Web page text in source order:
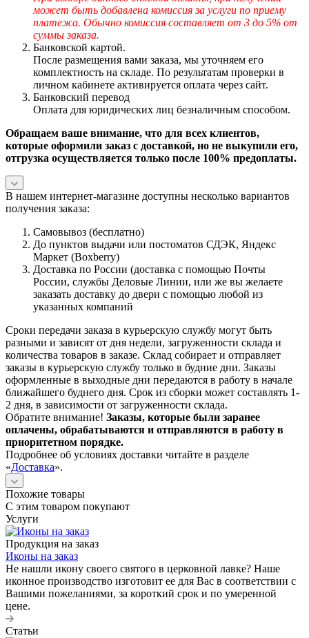
может быть добавлена комиссия за услуги по приему
платежа. Обычно комиссия составляет от 3 до 5% от
суммы заказа.
Банковской картой.
После размещения вами заказа, мы уточняем его
комплектность на складе. По результатам проверки в
личном кабинете активируется оплата через сайт.
Банковский перевод
Оплата для юридических лиц безналичным способом.
Обращаем ваше внимание, что для всех клиентов,
которые оформили заказ с доставкой, но не выкупили его,
отгрузка осуществляется только после 100% предоплаты.
В нашем интернет-магазине доступны несколько вариантов
получения заказа:
Самовывоз (бесплатно)
До пунктов выдачи или постоматов СДЭК, Яндекс
Маркет (Boxberry)
Доставка по России (доставка с помощью Почты
России, службы Деловые Линии, или же вы желаете
заказать доставку до двери с помощью любой из
указанных компаний
Сроки передачи заказа в курьерскую службу могут быть
разными и зависят от дня недели, загруженности склада и
количества товаров в заказе. Склад собирает и отправляет
заказы в курьерскую службу только в будние дни. Заказы
оформленные в выходные дни передаются в работу в начале
ближайшего буднего дня. Срок из сборки может составлять 1-
2 дня, в зависимости от загруженности склада.
Обратите внимание! Заказы, которые были заранее
оплачены, обрабатываются и отправляются в работу в
приоритетном порядке.
Подробнее об условиях доставки читайте в разделе
«Доставка».
Похожие товары
С этим товаром покупают
Услуги
Продукция на заказ
Иконы на заказ
Не нашли икону своего святого в церковной лавке? Наше
иконное производство изготовит ее для Вас в соответствии с
Вашими пожеланиями, за короткий срок и по умеренной
цене.
Статьи